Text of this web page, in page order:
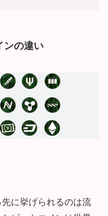
ンの違い
に挙げられるのは流